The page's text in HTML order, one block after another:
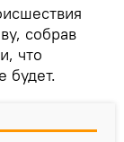
собрав
что
будет.